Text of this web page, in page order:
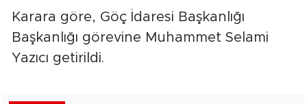
Karara göre, Göç İdaresi Başkanlığı
Başkanlığı görevine Muhammet Selami
Yazıcı getirildi.